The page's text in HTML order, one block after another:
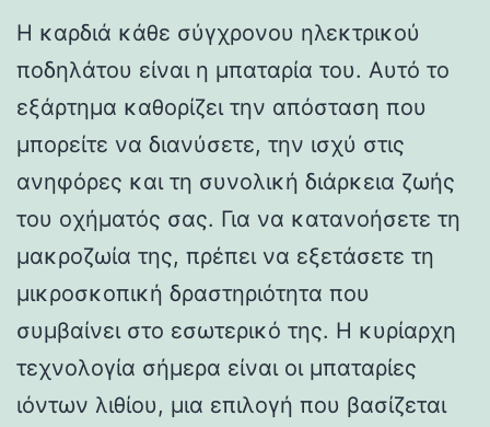
Η καρδιά κάθε σύγχρονου ηλεκτρικού
ποδηλάτου είναι η μπαταρία του. Αυτό το
εξάρτημα καθορίζει την απόσταση που
μπορείτε να διανύσετε, την ισχύ στις
ανηφόρες και τη συνολική διάρκεια ζωής
του οχήματός σας. Για να κατανοήσετε τη
μακροζωία της, πρέπει να εξετάσετε τη
μικροσκοπική δραστηριότητα που
συμβαίνει στο εσωτερικό της. Η κυρίαρχη
τεχνολογία σήμερα είναι οι μπαταρίες
ιόντων λιθίου, μια επιλογή που βασίζεται